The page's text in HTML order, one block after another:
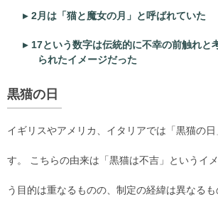
2月は「猫と魔女の月」と呼ばれていた
17という数字は伝統的に不幸の前触れと
られたイメージだった
黒猫の日
イギリスやアメリカ、イタリアでは「黒猫の
す。 こちらの由来は「黒猫は不吉」というイ
う目的は重なるものの、制定の経緯は異なるも